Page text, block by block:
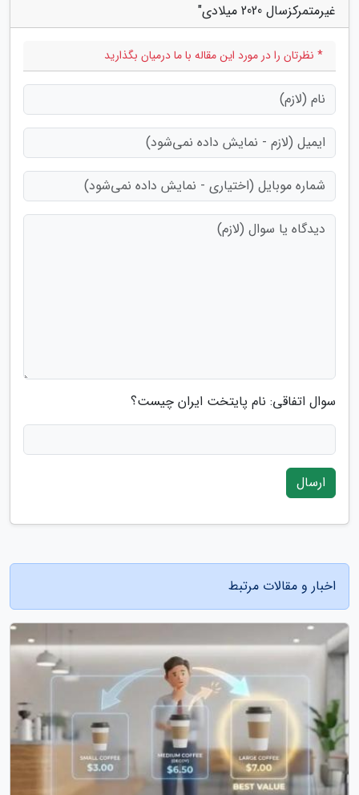
غیرمتمرکزسال 2020 میلادی"
* نظرتان را در مورد این مقاله با ما درمیان بگذارید
سوال اتفاقی: نام پایتخت ایران چیست؟
ارسال
اخبار و مقالات مرتبط